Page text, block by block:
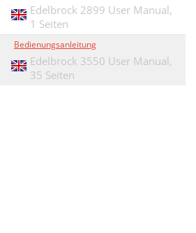
Edelbrock 2899 User Manual,
1 Seiten
Bedienungsanleitung
Edelbrock 3550 User Manual,
35 Seiten